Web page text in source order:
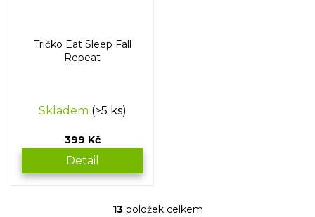
Tričko Eat Sleep Fall
Repeat
Skladem (>5 ks)
399 Kč
Detail
13položek celkem